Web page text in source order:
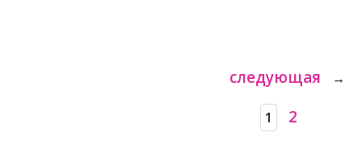
следующая →
1 2